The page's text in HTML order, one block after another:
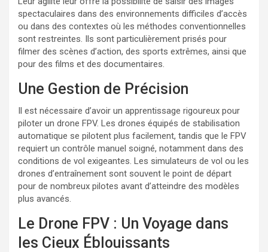
spectaculaires dans des environnements difficiles d’accès
ou dans des contextes où les méthodes conventionnelles
sont restreintes. Ils sont particulièrement prisés pour
filmer des scènes d’action, des sports extrêmes, ainsi que
pour des films et des documentaires.
Une Gestion de Précision
Il est nécessaire d’avoir un apprentissage rigoureux pour
piloter un drone FPV. Les drones équipés de stabilisation
automatique se pilotent plus facilement, tandis que le FPV
requiert un contrôle manuel soigné, notamment dans des
conditions de vol exigeantes. Les simulateurs de vol ou les
drones d’entraînement sont souvent le point de départ
pour de nombreux pilotes avant d’atteindre des modèles
plus avancés.
Le Drone FPV : Un Voyage dans
les Cieux Éblouissants